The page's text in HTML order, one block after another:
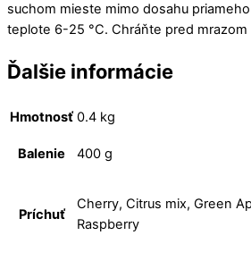
suchom mieste mimo dosahu
teplote 6-25 °C. Chráňte pred mrazom
Ďalšie informácie
Hmotnosť 0.4 kg
Balenie 400 g
Príchuť
Cherry, Citrus mix, Green
Raspberry